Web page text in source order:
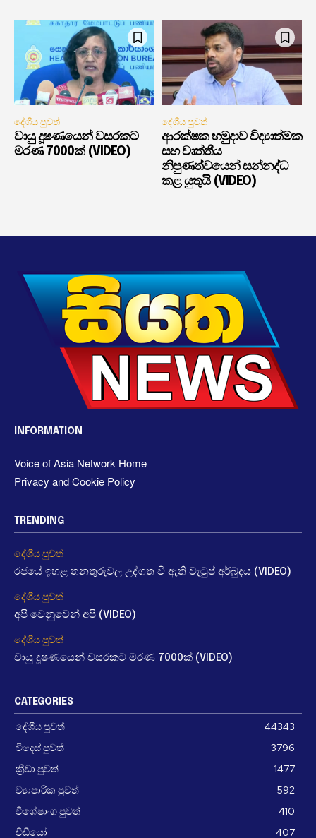
දේශීය පුවත්
වායු දූෂණයෙන් වසරකට
මරණ 7000ක් (VIDEO)
දේශීය පුවත්
ආරක්ෂක හමුදාව විද්‍යාත්මක
සහ වෘත්තීය
නිපුණත්වයෙන් සන්නද්ධ
කළ යුතුයි (VIDEO)
INFORMATION
Voice of Asia Network Home
Privacy and Cookie Policy
TRENDING
දේශීය පුවත්
රජයේ ඉහළ තනතුරුවල උද්ගත වී ඇති වැටුප් අර්බුදය (VIDEO)
දේශීය පුවත්
අපි වෙනුවෙන් අපි (VIDEO)
දේශීය පුවත්
වායු දූෂණයෙන් වසරකට මරණ 7000ක් (VIDEO)
CATEGORIES
දේශීය පුවත්
44343
විදෙස් පුවත්
3796
ක්‍රීඩා පුවත්
1477
ව්‍යාපාරික පුවත්
592
විශේෂාංග පුවත්
410
වීඩීයෝ
407